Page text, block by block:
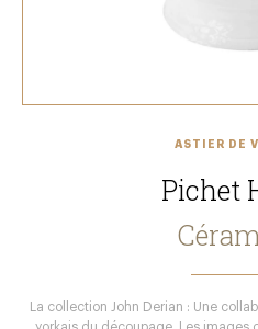
ASTIER DE
Pichet
La collection John Derian : Une